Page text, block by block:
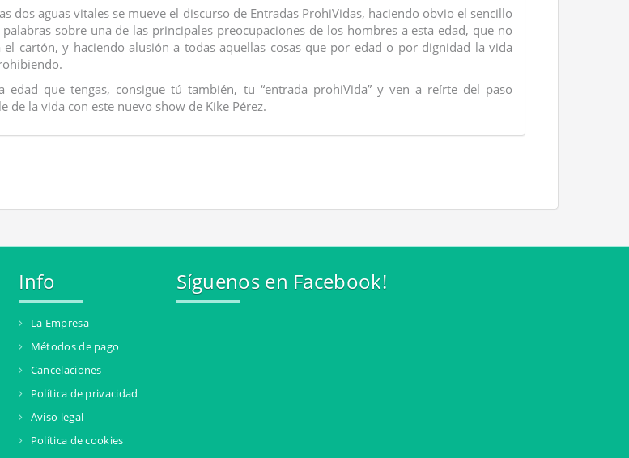
dos aguas vitales se mueve el discurso de Entradas ProhiVidas, haciendo obvio el sencillo
sobre una de las principales preocupaciones de los hombres a esta edad, que no
el cartón, y haciendo alusión a todas aquellas cosas que por edad o por dignidad la vida
edad que tengas, consigue tú también, tu “entrada prohiVida” y ven a reírte del paso
de la vida con este nuevo show de Kike Pérez.
Info
La Empresa
Métodos de pago
Cancelaciones
Política de privacidad
Aviso legal
Política de cookies
Síguenos en Facebook!